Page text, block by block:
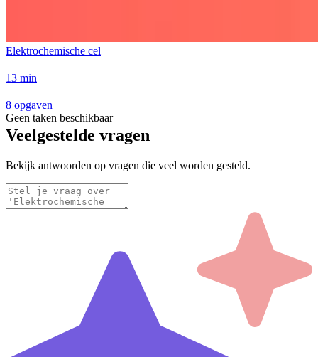
Elektrochemische cel
13 min
8 opgaven
Geen taken beschikbaar
Veelgestelde vragen
Bekijk antwoorden op vragen die veel worden gesteld.